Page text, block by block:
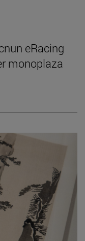
eRacing
monoplaza